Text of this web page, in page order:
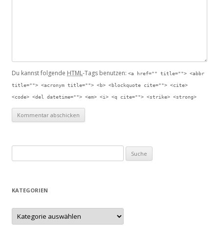
Du kannst folgende HTML-Tags benutzen: <a href="" title=""> <abbr
title=""> <acronym title=""> <b> <blockquote cite=""> <cite>
<code> <del datetime=""> <em> <i> <q cite=""> <strike> <strong>
KATEGORIEN